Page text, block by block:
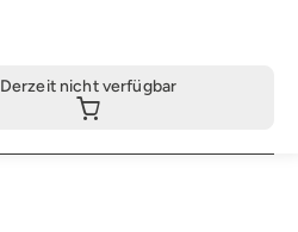
Derzeit nicht verfügbar